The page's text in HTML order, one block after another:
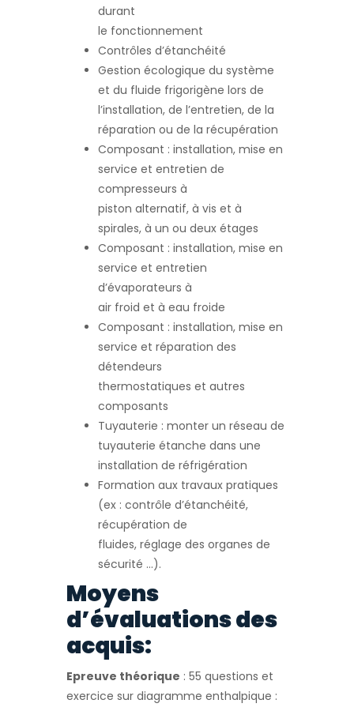
durant
le fonctionnement
Contrôles d’étanchéité
Gestion écologique du système
et du fluide frigorigène lors de
l’installation, de l’entretien, de la
réparation ou de la récupération
Composant : installation, mise en
service et entretien de
compresseurs à
piston alternatif, à vis et à
spirales, à un ou deux étages
Composant : installation, mise en
service et entretien
d’évaporateurs à
air froid et à eau froide
Composant : installation, mise en
service et réparation des
détendeurs
thermostatiques et autres
composants
Tuyauterie : monter un réseau de
tuyauterie étanche dans une
installation de réfrigération
Formation aux travaux pratiques
(ex : contrôle d’étanchéité,
récupération de
fluides, réglage des organes de
sécurité …).
Moyens
d’évaluations des
acquis:
Epreuve théorique : 55 questions et
exercice sur diagramme enthalpique :